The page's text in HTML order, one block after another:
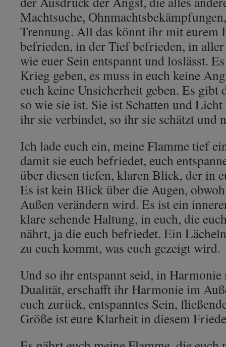
Machtsuche,
Trennung. All das könnt ihr mit eurem
befrieden, in der Tief befrieden, in
wie euer Sein entspannt und loslässt.
Krieg geben, es muss in euch keine
euch keine Unsicherheit geben. Es gibt
so wie sie ist. Sie ist Schatten und
ihr sie verbindet, so ihr sie schätzt und
Ich lade euch ein, meine Flamme tief
damit sie euch befriedet, euch
über diesen tiefen, klaren Blick, der in
Es ist kein Blick über die Augen,
Außen verändern wird. Es ist ein
klare sehende Haltung, in euch, die
nährt, ja die euch befriedet. Ein
zu euch kommt, was euch gezeigt wird.
Und so ihr entspannt seid, in
Dualität, erschafft ihr Harmonie im
euch zurück, entspanntes Sein,
Größe ist eure Klarheit in diesem